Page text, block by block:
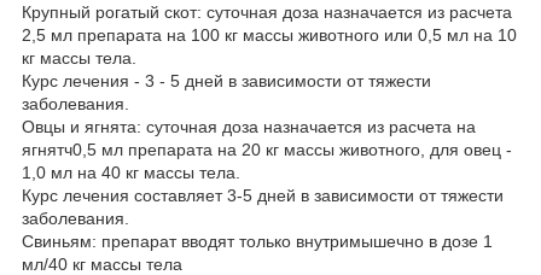
Крупный рогатый скот: суточная доза назначается из расчета
2,5 мл препарата на 100 кг массы животного или 0,5 мл на 10
кг массы тела.
Курс лечения - 3 - 5 дней в зависимости от тяжести
заболевания.
Овцы и ягнята: суточная доза назначается из расчета на
ягнятч0,5 мл препарата на 20 кг массы животного, для овец -
1,0 мл на 40 кг массы тела.
Курс лечения составляет 3-5 дней в зависимости от тяжести
заболевания.
Свиньям: препарат вводят только внутримышечно в дозе 1
мл/40 кг массы тела